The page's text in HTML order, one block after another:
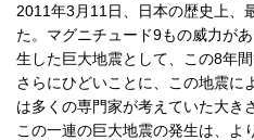
2011年3月11日、日本の歴史上、
た。マグニチュード9もの威力が
生した巨大地震として、この8年
さらにひどいことに、この地震に
は多くの専門家が考えていた大き
この一連の巨大地震の発生は、よ